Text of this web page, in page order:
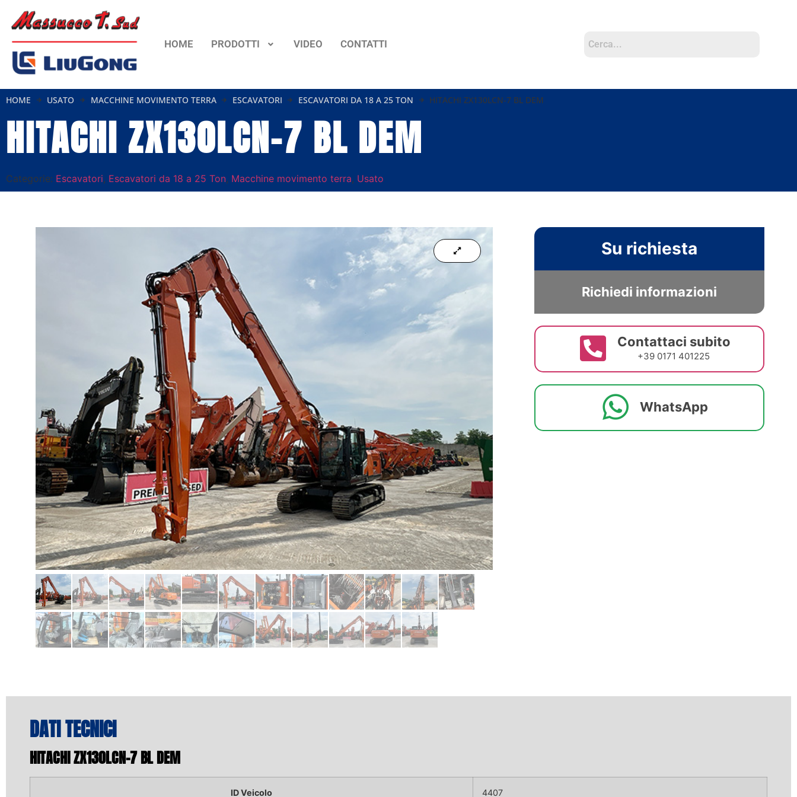
HOME PRODOTTI VIDEO CONTATTI
HOME USATO MACCHINE MOVIMENTO TERRA ESCAVATORI ESCAVATORI DA 18 A 25 TON HITACHI ZX130LCN-7 BL DEM
HITACHI ZX130LCN-7 BL DEM
Categorie: Escavatori, Escavatori da 18 a 25 Ton, Macchine movimento terra, Usato
Su richiesta
Richiedi informazioni
Contattaci subito
+39 0171 401225
WhatsApp
DATI TECNICI
HITACHI ZX130LCN-7 BL DEM
ID Veicolo 4407